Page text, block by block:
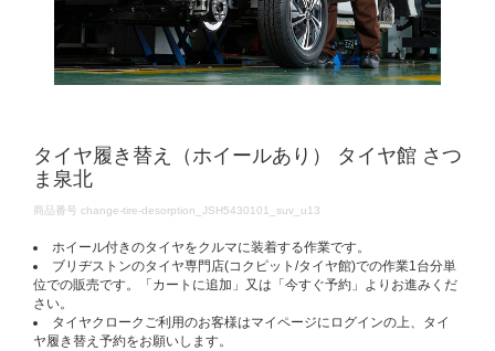
タイヤ履き替え（ホイールあり） タイヤ館 さつ
ま泉北
DETAILS
商品番号 change-tire-desorption_JSH5430101_suv_u13
ホイール付きのタイヤをクルマに装着する作業です。
ブリヂストンのタイヤ専門店(コクピット/タイヤ館)での作業1台分単
位での販売です。「カートに追加」又は「今すぐ予約」よりお進みくだ
さい。
タイヤクロークご利用のお客様はマイページにログインの上、タイ
ヤ履き替え予約をお願いします。